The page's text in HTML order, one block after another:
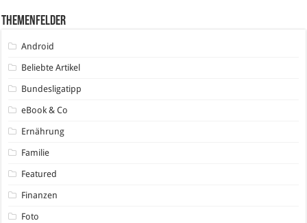
Themenfelder
Android
Beliebte Artikel
Bundesligatipp
eBook & Co
Ernährung
Familie
Featured
Finanzen
Foto